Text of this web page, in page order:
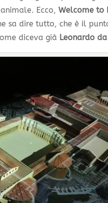
Ecco, Welcome to
sa dire tutto, che è il
diceva già Leonardo